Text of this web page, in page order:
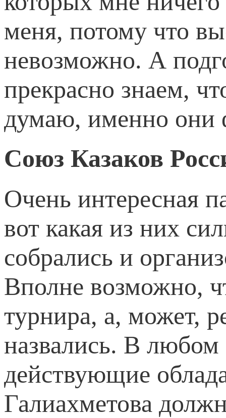
меня, потому что
невозможно. А
прекрасно знаем,
думаю, именно они
Союз Казаков
Очень интересная
вот какая из них
собрались и
Вполне возможно,
турнира, а, может,
назвались. В любом
действующие
Галиахметова